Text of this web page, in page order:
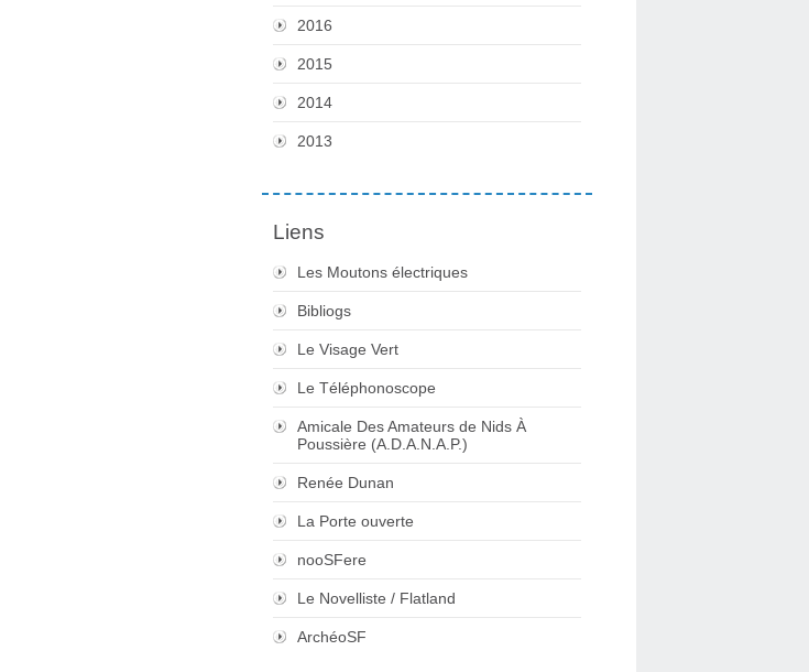
2016
2015
2014
2013
Liens
Les Moutons électriques
Bibliogs
Le Visage Vert
Le Téléphonoscope
Amicale Des Amateurs de Nids À
Poussière (A.D.A.N.A.P.)
Renée Dunan
La Porte ouverte
nooSFere
Le Novelliste / Flatland
ArchéoSF